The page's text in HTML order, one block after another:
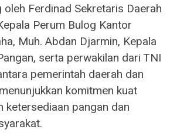
Ferdinad Sekretaris Daerah
Perum Bulog Kantor
Muh. Abdan Djarmin, Kepala
serta perwakilan dari TNI
pemerintah daerah dan
komitmen kuat
ketersediaan pangan dan